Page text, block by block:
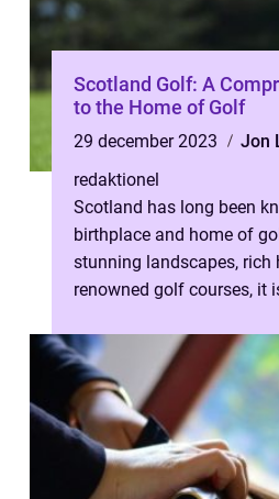
Scotland Golf: A
to the Home of Golf
29 december 2023
Jon
redaktionel
Scotland has long been
birthplace and home of
stunning landscapes, rich
renowned golf courses, it